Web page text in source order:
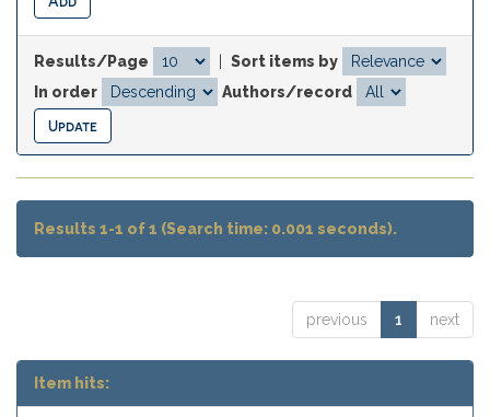
Results/Page
Sort items by
In order
Authors/record
Results 1-1 of 1 (Search time: 0.001 seconds).
previous 1 next
Item hits: